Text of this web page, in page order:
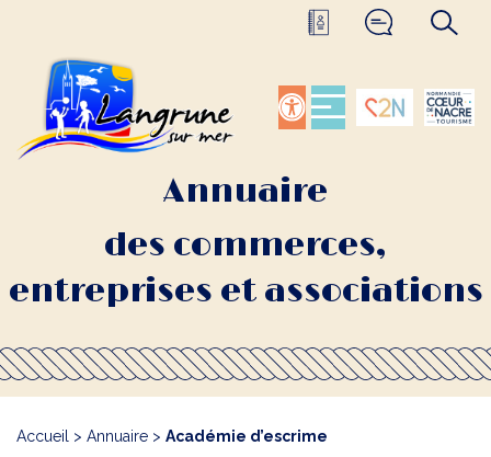
Annuaire
des commerces,
entreprises et associations
Accueil > Annuaire > Académie d’escrime